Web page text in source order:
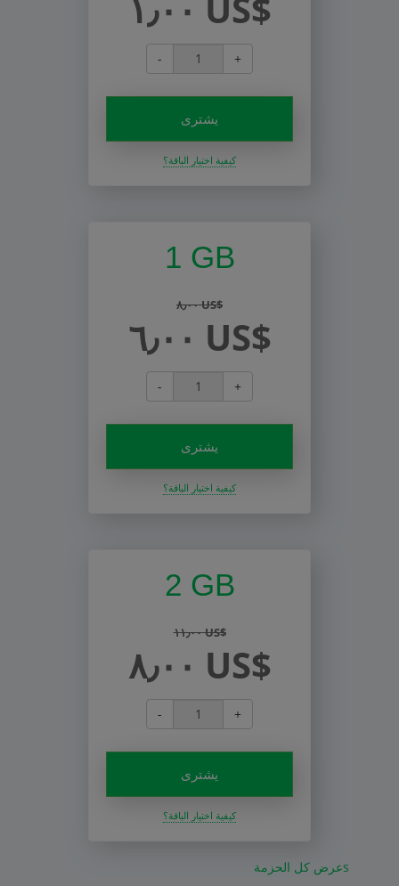
- +
يشترى
كيفية اختيار الباقة؟
1 GB
٨٫٠٠ US$
٦٫٠٠ US$
- +
يشترى
كيفية اختيار الباقة؟
2 GB
١١٫٠٠ US$
٨٫٠٠ US$
- +
يشترى
كيفية اختيار الباقة؟
عرض كل الحزمةs